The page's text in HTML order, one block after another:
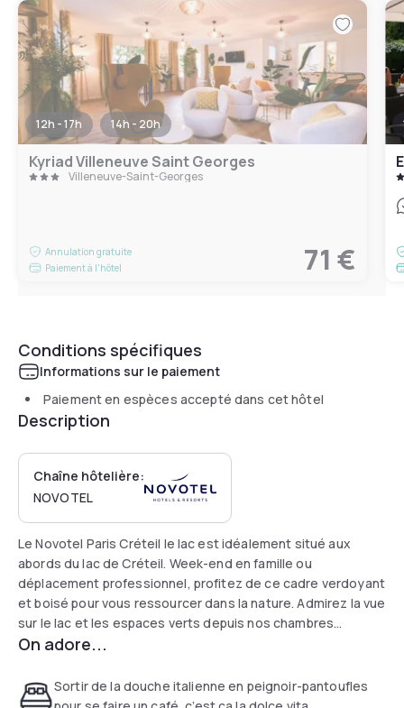
12h - 17h 14h - 20h
Kyriad Villeneuve Saint Georges
Villeneuve-Saint-Georges
Annulation gratuite
Paiement à l'hôtel
71 €
Conditions spécifiques
Informations sur le paiement
Paiement en espèces accepté dans cet hôtel
Description
Chaîne hôtelière:
NOVOTEL
Le Novotel Paris Créteil le lac est idéalement situé aux
abords du lac de Créteil. Week-end en famille ou
déplacement professionnel, profitez de ce cadre verdoyant
et boisé pour vous ressourcer dans la nature. Admirez la vue
sur le lac et les espaces verts depuis nos chambres
exécutives. Alliez détente et convivialité en profitant de
brasserie La Cabane qui fait la part belle au fait maison et
aux produits de saison.
On adore...
Sortir de la douche italienne en peignoir-pantoufles